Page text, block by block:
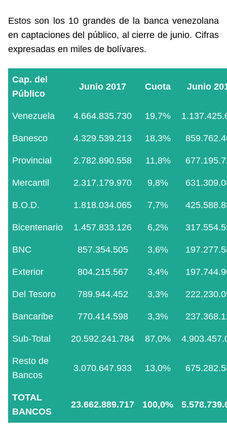
Estos son los 10 grandes de la banca venezolana
en captaciones del público, al cierre de junio. Cifras
expresadas en miles de bolívares.
Cap. del
Público
Junio 2017 Cuota Junio
Venezuela 4.664.835.730 19,7%
Banesco 4.329.539.213 18,3%
Provincial 2.782.890.558 11,8%
Mercantil 2.317.179.970 9,8%
B.O.D. 1.818.034.065 7,7%
Bicentenario 1.457.833.126 6,2%
BNC 857.354.505 3,6%
Exterior 804.215.567 3,4%
Del Tesoro 789.944.452 3,3%
Bancaribe 770.414.598 3,3%
Sub-Total 20.592.241.784 87,0%
Resto de
Bancos
3.070.647.933 13,0%
TOTAL
BANCOS
23.662.889.717 100,0%